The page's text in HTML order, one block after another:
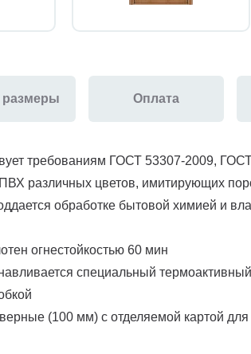
размеры Оплата
требованиям ГОСТ 53307-2009,
различных цветов, имитирующих
обработке бытовой химией и
огнестойкостью 60 мин
специальный
(100 мм) с отделяемой картой